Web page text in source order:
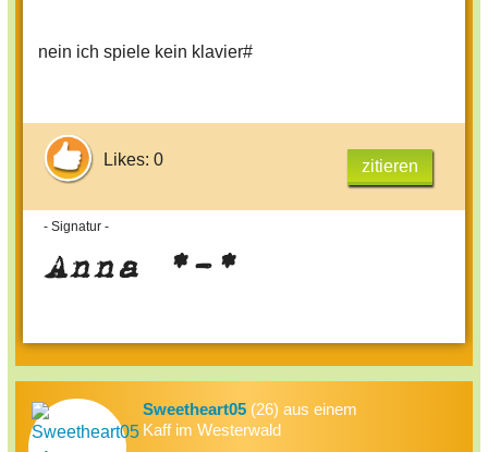
nein ich spiele kein klavier#
Likes: 0 zitieren
- Signatur -
Anna *-*
Sweetheart05 (26) aus einem
Kaff im Westerwald